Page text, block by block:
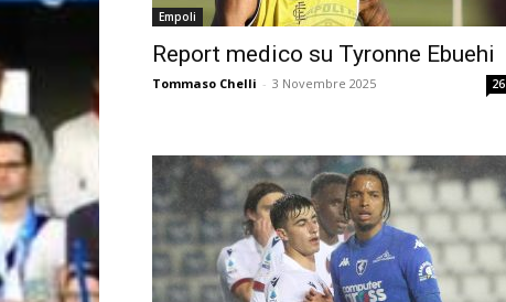
Empoli
Report medico su Tyronne Ebuehi
Tommaso Chelli - 3 Novembre 2025 26